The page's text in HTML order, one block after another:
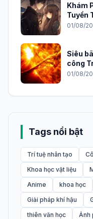
Khám
Tuyển
2026
01/08/
Siêu
công
01/08/
Tags nổi bật
Trí tuệ nhân tạo
Khoa học vật liệu
Anime
khoa học
Giải pháp khí hậu
thiên văn học
Ảnh